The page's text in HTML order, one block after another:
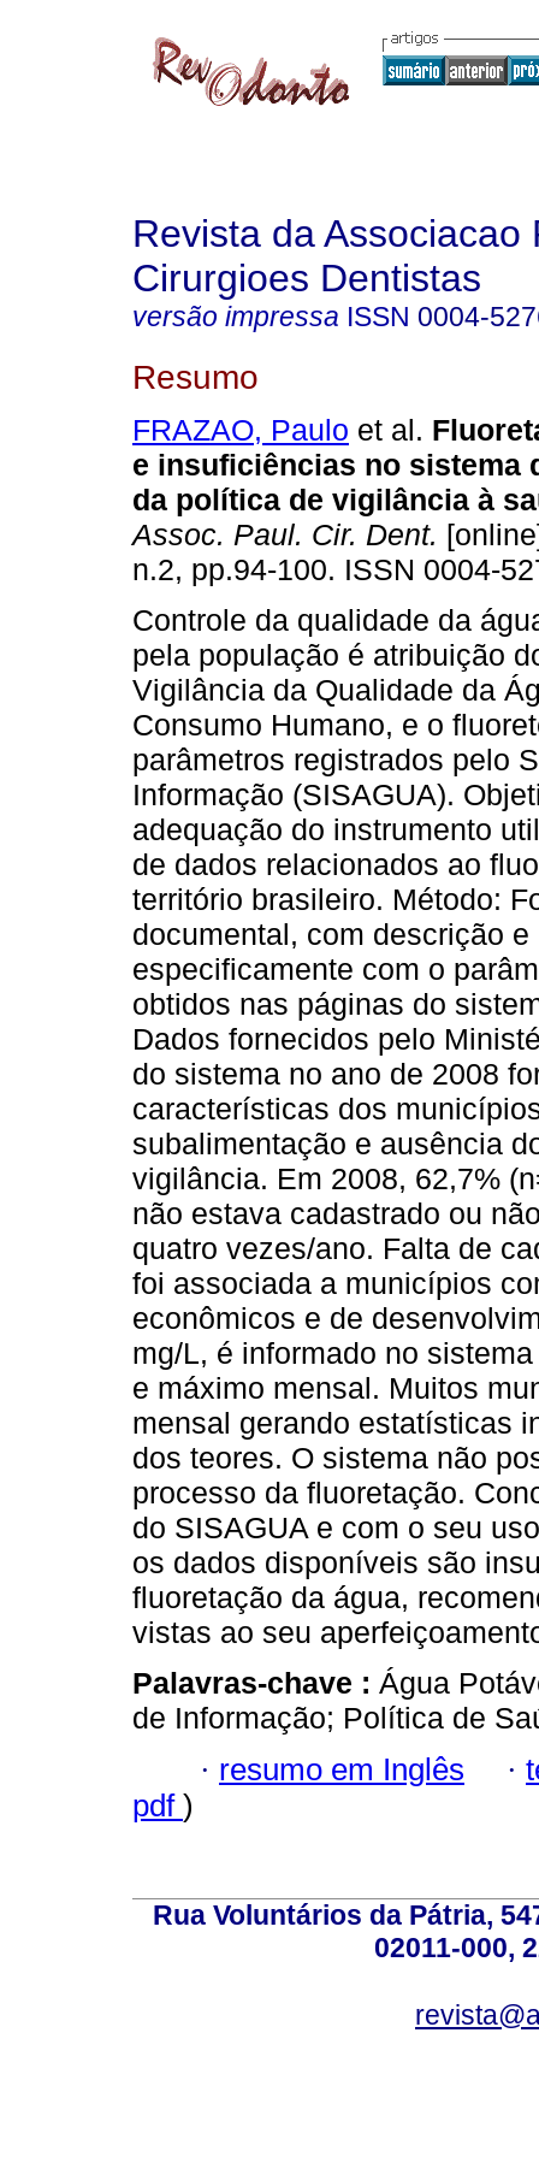
Revista da Associacao
Cirurgioes Dentistas
versão impressa ISSN 0004-
Resumo
FRAZAO, Paulo et al.
e insuficiências no sistema
da política de vigilância à
Assoc. Paul. Cir. Dent.
n.2, pp.94-100. ISSN 0004-
Controle da qualidade da
pela população é atribuição
Vigilância da Qualidade da
Consumo Humano, e o
parâmetros registrados pelo
Informação (SISAGUA).
adequação do instrumento
de dados relacionados ao
território brasileiro. Método:
documental, com descrição
especificamente com o
obtidos nas páginas do
Dados fornecidos pelo
do sistema no ano de 2008
características dos
subalimentação e ausência
vigilância. Em 2008, 62,7%
não estava cadastrado ou
quatro vezes/ano. Falta de
foi associada a municípios
econômicos e de
mg/L, é informado no
e máximo mensal. Muitos
mensal gerando estatísticas
dos teores. O sistema não
processo da fluoretação.
do SISAGUA e com o seu
os dados disponíveis são
fluoretação da água,
vistas ao seu
Palavras-chave : Água
de Informação; Política de
· resumo em Inglês ·
pdf )
Rua Voluntários da Pátria,
02011-000,